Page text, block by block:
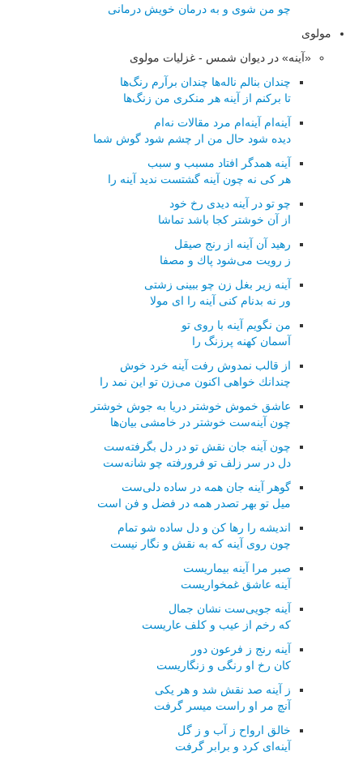
چو من شوی و به درمان خویش درمانی
مولوی
«آینه» در دیوان شمس - غزلیات مولوی
چندان بنالم ناله‌ها چندان برآرم رنگ‌ها
تا بركنم از آینه هر منكری من زنگ‌ها
آینه‌ام آینه‌ام مرد مقالات نه‌ام
دیده شود حال من ار چشم شود گوش شما
آینه همدگر افتاد مسبب و سبب
هر كی نه چون آینه گشتست ندید آینه را
چو تو در آینه دیدی رخ خود
از آن خوشتر كجا باشد تماشا
رهید آن آینه از رنج صیقل
ز رویت می‌شود پاك و مصفا
آینه زیر بغل زن چو ببینی زشتی
ور نه بدنام كنی آینه را ای مولا
من نگویم آینه با روی تو
آسمان كهنه پرزنگ را
از قالب نمدوش رفت آینه خرد خوش
چندانك خواهی اكنون می‌زن تو این نمد را
عاشق خموش خوشتر دریا به جوش خوشتر
چون آینه‌ست خوشتر در خامشی بیان‌ها
چون آینه جان نقش تو در دل بگرفته‌ست
دل در سر زلف تو فرورفته چو شانه‌ست
گوهر آینه جان همه در ساده دلی‌ست
میل تو بهر تصدر همه در فضل و فن است
اندیشه را رها كن و دل ساده شو تمام
چون روی آینه كه به نقش و نگار نیست
صبر مرا آینه بیماریست
آینه عاشق غمخواریست
آینه جویی‌ست نشان جمال
كه رخم از عیب و كلف عاریست
آینه رنج ز فرعون دور
كان رخ او رنگی و زنگاریست
ز آینه صد نقش شد و هر یكی
آنچ مر او راست میسر گرفت
خالق ارواح ز آب و ز گل
آینه‌ای كرد و برابر گرفت